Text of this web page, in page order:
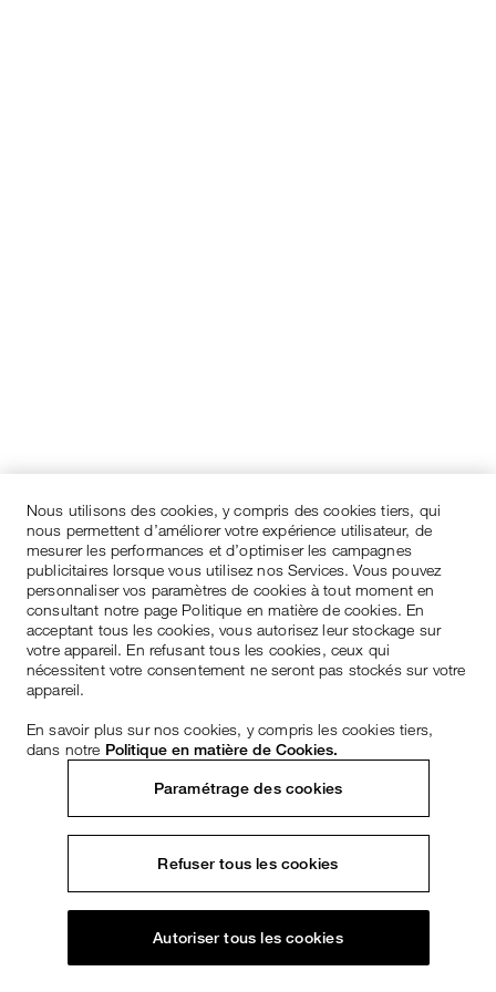
Nous utilisons des cookies, y compris des cookies tiers, qui
nous permettent d’améliorer votre expérience utilisateur, de
mesurer les performances et d’optimiser les campagnes
publicitaires lorsque vous utilisez nos Services. Vous pouvez
personnaliser vos paramètres de cookies à tout moment en
consultant notre page Politique en matière de cookies. En
acceptant tous les cookies, vous autorisez leur stockage sur
votre appareil. En refusant tous les cookies, ceux qui
nécessitent votre consentement ne seront pas stockés sur votre
appareil.
En savoir plus sur nos cookies, y compris les cookies tiers,
dans notre Politique en matière de Cookies.
Paramétrage des cookies
Refuser tous les cookies
Autoriser tous les cookies